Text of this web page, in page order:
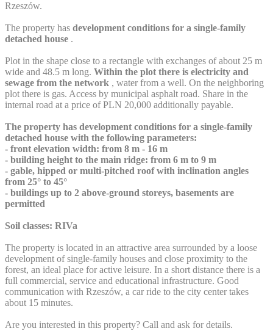
Rzeszów.
The property has development conditions for a single-family
detached house .
Plot in the shape close to a rectangle with exchanges of about 25 m
wide and 48.5 m long. Within the plot there is electricity and
sewage from the network , water from a well. On the neighboring
plot there is gas. Access by municipal asphalt road. Share in the
internal road at a price of PLN 20,000 additionally payable.
The property has development conditions for a single-family
detached house with the following parameters:
- front elevation width: from 8 m - 16 m
- building height to the main ridge: from 6 m to 9 m
- gable, hipped or multi-pitched roof with inclination angles
from 25° to 45°
- buildings up to 2 above-ground storeys, basements are
permitted
Soil classes: RIVa
The property is located in an attractive area surrounded by a loose
development of single-family houses and close proximity to the
forest, an ideal place for active leisure. In a short distance there is a
full commercial, service and educational infrastructure. Good
communication with Rzeszów, a car ride to the city center takes
about 15 minutes.
Are you interested in this property? Call and ask for details.